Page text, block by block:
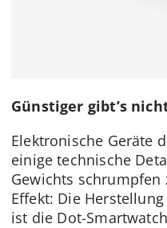
Günstiger gibt’s
Elektronische Geräte
einige technische
Gewichts
Effekt: Die
ist die Dot-